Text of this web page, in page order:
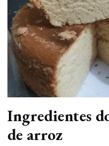
Ingredientes
de arroz